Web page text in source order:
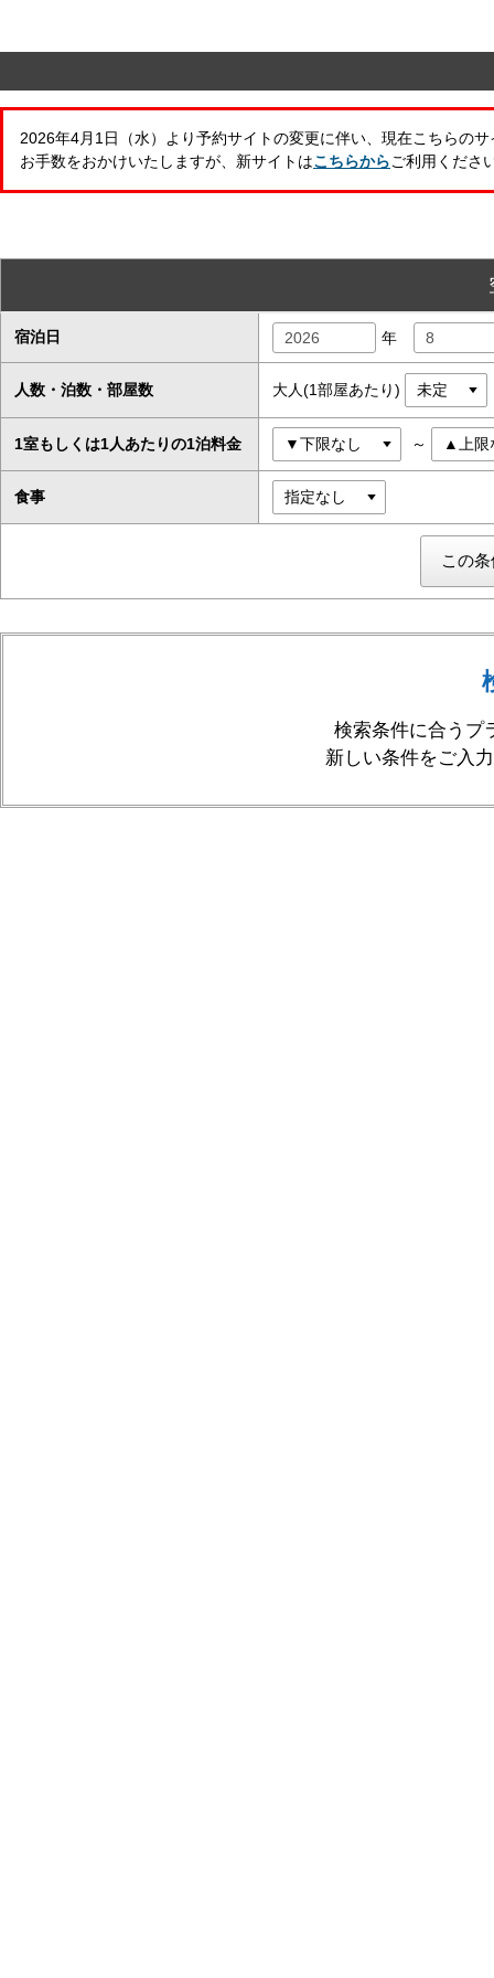
2026年4月1日（水）より予約サイトの変更に伴い、現在こちらの
お手数をおかけいたしますが、新サイトはこちらからご利用くださ
宿泊日 年
人数・泊数・部屋数 大人(1部屋あたり)
1室もしくは1人あたりの1泊料金 ～
食事
検索条件に合うプ
新しい条件をご入